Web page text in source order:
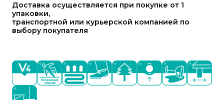
Доставка осуществляется при покупке от 1
упаковки,
транспортной или курьерской компанией по
выбору покупателя